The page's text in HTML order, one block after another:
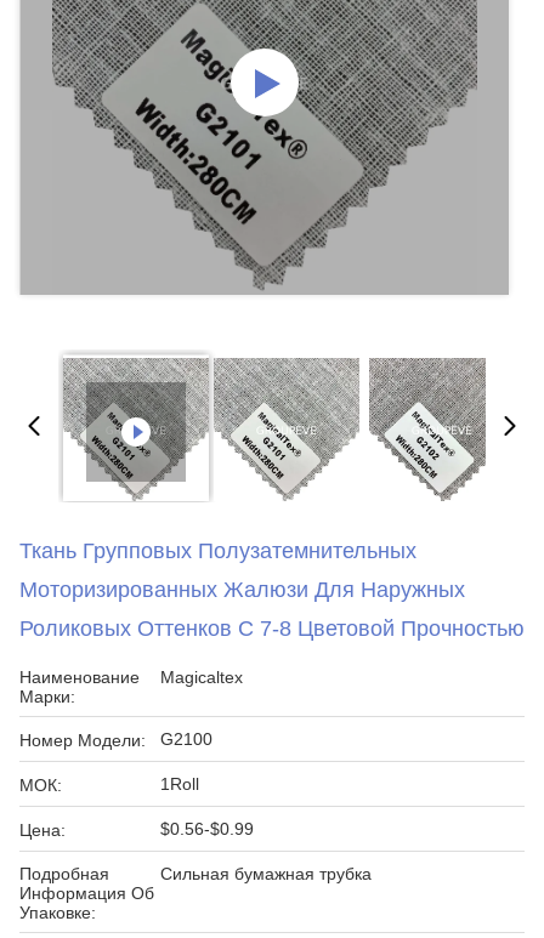
Ткань Групповых Полузатемнительных
Моторизированных Жалюзи Для Наружных
Роликовых Оттенков С 7-8 Цветовой Прочностью
Наименование
Марки:
Magicaltex
Номер Модели: G2100
МОК: 1Roll
Цена: $0.56-$0.99
Подробная
Информация Об
Упаковке:
Сильная бумажная трубка